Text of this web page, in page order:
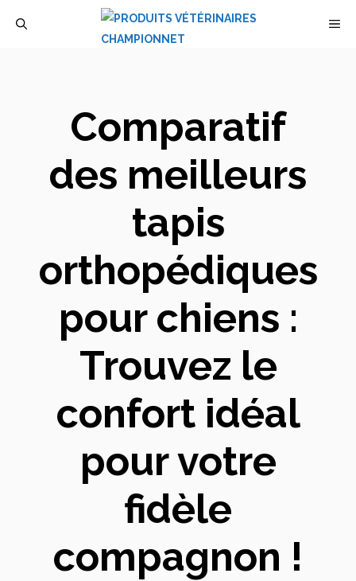
Comparatif
des meilleurs
tapis
orthopédiques
pour chiens :
Trouvez le
confort idéal
pour votre
fidèle
compagnon !